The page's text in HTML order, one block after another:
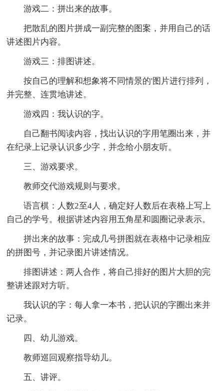
游戏二：拼出来的故事。
把散乱的图片拼成一副完整的图案，并用自己的话
讲述图片内容。
游戏三：排图讲述。
按自己的理解和想象将不同情景的'图片进行排列，
并完整、连贯地讲述。
游戏四：我认识的字。
自己翻书阅读内容，找出认识的字用笔圈出来，并
在纪录上记录认识多少字，并念给小朋友听。
三、游戏要求。
教师交代游戏规则与要求。
语言棋：人数2至4人，确定好人数后在表格上写上
自己的学号。根据讲述内容用五角星和圆圈记录表示。
拼出来的故事：完成几号拼图就在表格中记录相应
的拼图号，并记录图片讲述情况。
排图讲述：两人合作，将自己排好的图片大胆的完
整讲述跟对方听。
我认识的字：每人拿一本书，把认识的字圈出来并
记录。
四、幼儿游戏。
教师巡回观察指导幼儿。
五、讲评。